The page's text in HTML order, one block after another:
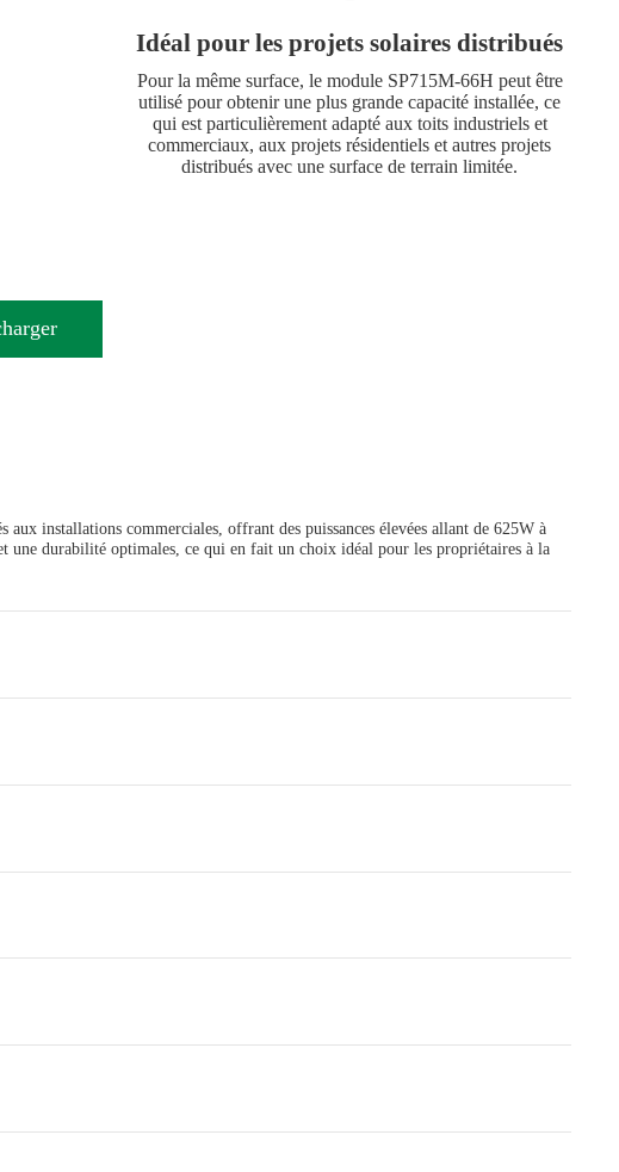
Idéal pour les projets solaires distribués
Pour la même surface, le module SP715M-66H peut être
utilisé pour obtenir une plus grande capacité installée, ce
qui est particulièrement adapté aux toits industriels et
commerciaux, aux projets résidentiels et autres projets
distribués avec une surface de terrain limitée.
aux installations commerciales, offrant des puissances élevées allant de 625W à
une durabilité optimales, ce qui en fait un choix idéal pour les propriétaires à la